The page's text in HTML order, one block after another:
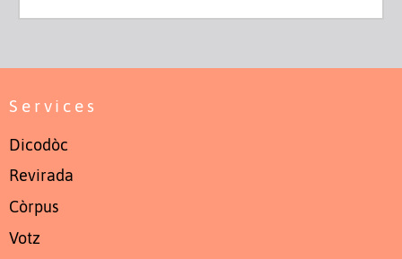
Services
Dicodòc
Revirada
Còrpus
Votz